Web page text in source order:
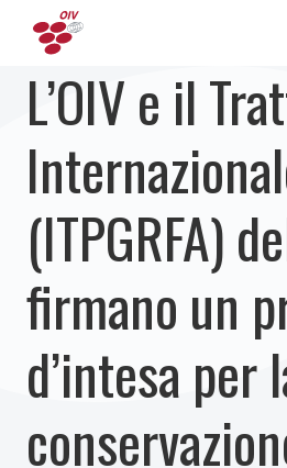
L’OIV e il
(ITPGRFA)
firmano un
d’intesa per